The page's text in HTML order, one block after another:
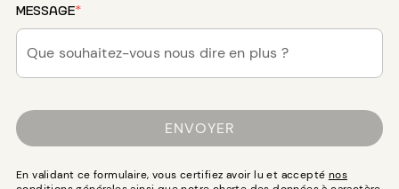
MESSAGE*
ENVOYER
En validant ce formulaire, vous certifiez avoir lu et accepté nos